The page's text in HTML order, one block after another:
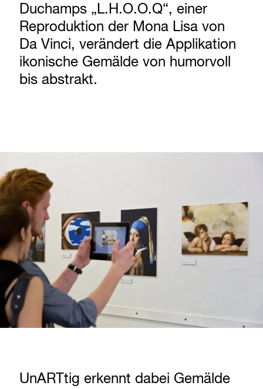
Duchamps „L.H.O.O.Q“, einer
Reproduktion der Mona Lisa von
Da Vinci, verändert die Applikation
ikonische Gemälde von humorvoll
bis abstrakt.
UnARTtig erkennt dabei Gemälde